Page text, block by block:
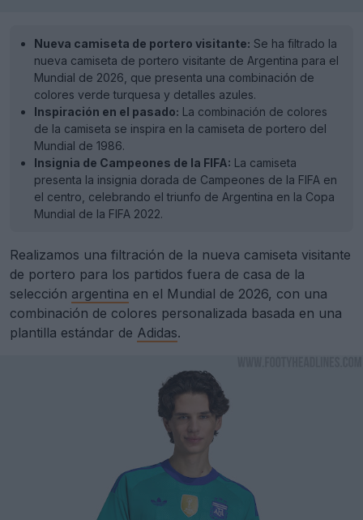
Nueva camiseta de portero visitante: Se ha filtrado la
nueva camiseta de portero visitante de Argentina para el
Mundial de 2026, que presenta una combinación de
colores verde turquesa y detalles azules.
Inspiración en el pasado: La combinación de colores
de la camiseta se inspira en la camiseta de portero del
Mundial de 1986.
Insignia de Campeones de la FIFA: La camiseta
presenta la insignia dorada de Campeones de la FIFA en
el centro, celebrando el triunfo de Argentina en la Copa
Mundial de la FIFA 2022.
Realizamos una filtración de la nueva camiseta visitante
de portero para los partidos fuera de casa de la
selección argentina en el Mundial de 2026, con una
combinación de colores personalizada basada en una
plantilla estándar de Adidas.